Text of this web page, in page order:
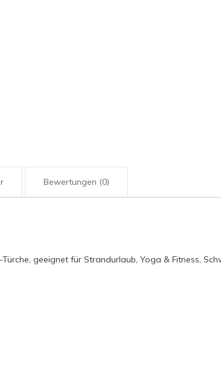
Bewertungen (0)
geeignet für Strandurlaub, Yoga & Fitness,